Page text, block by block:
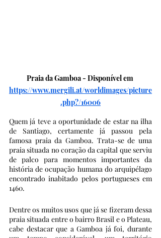
Praia da Gamboa - Disponível em
https://www.mergili.at/worldimages/picture
.php?/16006
Quem já teve a oportunidade de estar na ilha
de Santiago, certamente já passou pela
famosa praia da Gamboa. Trata-se de uma
praia situada no coração da capital que serviu
de palco para momentos importantes da
história de ocupação humana do arquipélago
encontrado inabitado pelos portugueses em
1460.
Dentre os muitos usos que já se fizeram dessa
praia situada entre o bairro Brasil e o Plateau,
cabe destacar que a Gamboa já foi, durante